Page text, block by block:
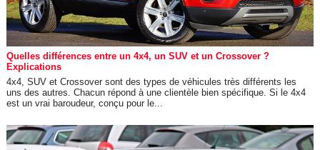
Quelles différences entre un 4x4, un SUV et un Crossover ?
Explications
4x4, SUV et Crossover sont des types de véhicules très différents les
uns des autres. Chacun répond à une clientèle bien spécifique. Si le 4x4
est un vrai baroudeur, conçu pour le...